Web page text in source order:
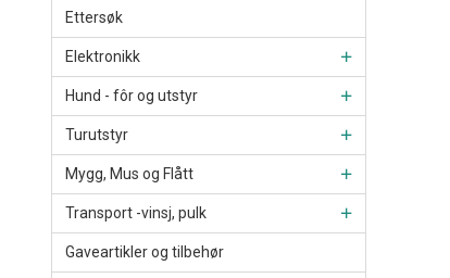
Ettersøk
Elektronikk
Hund - fôr og utstyr
Turutstyr
Mygg, Mus og Flått
Transport -vinsj, pulk
Gaveartikler og tilbehør